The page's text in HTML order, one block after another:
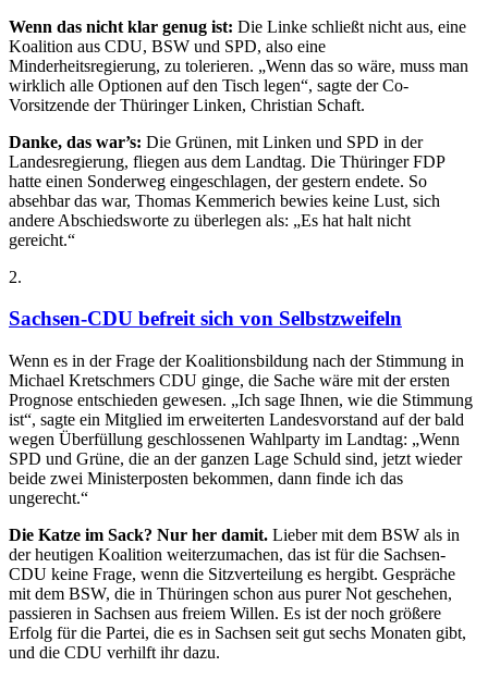
Wenn das nicht klar genug ist: Die Linke schließt nicht aus, eine
Koalition aus CDU, BSW und SPD, also eine
Minderheitsregierung, zu tolerieren. „Wenn das so wäre, muss man
wirklich alle Optionen auf den Tisch legen“, sagte der Co-
Vorsitzende der Thüringer Linken, Christian Schaft.
Danke, das war’s: Die Grünen, mit Linken und SPD in der
Landesregierung, fliegen aus dem Landtag. Die Thüringer FDP
hatte einen Sonderweg eingeschlagen, der gestern endete. So
absehbar das war, Thomas Kemmerich bewies keine Lust, sich
andere Abschiedsworte zu überlegen als: „Es hat halt nicht
gereicht.“
2.
Sachsen-CDU befreit sich von Selbstzweifeln
Wenn es in der Frage der Koalitionsbildung nach der Stimmung in
Michael Kretschmers CDU ginge, die Sache wäre mit der ersten
Prognose entschieden gewesen. „Ich sage Ihnen, wie die Stimmung
ist“, sagte ein Mitglied im erweiterten Landesvorstand auf der bald
wegen Überfüllung geschlossenen Wahlparty im Landtag: „Wenn
SPD und Grüne, die an der ganzen Lage Schuld sind, jetzt wieder
beide zwei Ministerposten bekommen, dann finde ich das
ungerecht.“
Die Katze im Sack? Nur her damit. Lieber mit dem BSW als in
der heutigen Koalition weiterzumachen, das ist für die Sachsen-
CDU keine Frage, wenn die Sitzverteilung es hergibt. Gespräche
mit dem BSW, die in Thüringen schon aus purer Not geschehen,
passieren in Sachsen aus freiem Willen. Es ist der noch größere
Erfolg für die Partei, die es in Sachsen seit gut sechs Monaten gibt,
und die CDU verhilft ihr dazu.